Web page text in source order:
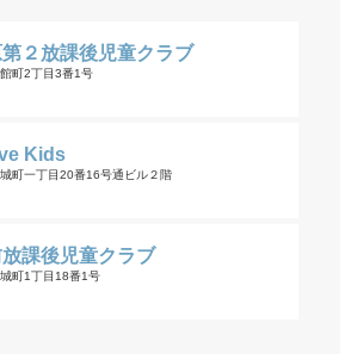
２放課後児童クラブ
町2丁目3番1号
Kids
町一丁目20番16号通ビル２階
課後児童クラブ
町1丁目18番1号